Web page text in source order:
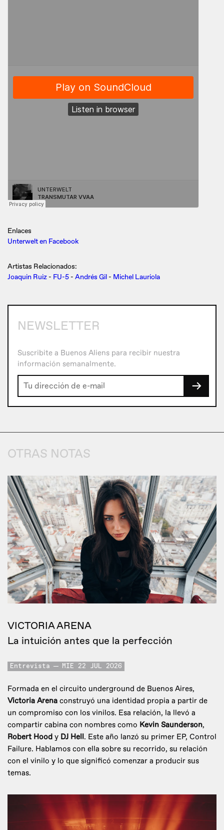
Enlaces
Unterwelt en Facebook
Artistas Relacionados:
Joaquin Ruiz - FU-5 - Andrés Gil - Michel Lauriola
NEWSLETTER
Suscribite a Buenos Aliens para recibir nuestra
información semanalmente.
→
OTRAS NOTAS
VICTORIA ARENA
La intuición antes que la perfección
Entrevista MIE 22 JUL 2026
Formada en el circuito underground de Buenos Aires,
Victoria Arena construyó una identidad propia a partir de
un compromiso con los vinilos. Esa relación, la llevó a
compartir cabina con nombres como Kevin Saunderson,
Robert Hood y DJ Hell. Este año lanzó su primer EP, Control
Failure. Hablamos con ella sobre su recorrido, su relación
con el vinilo y lo que significó comenzar a producir sus
temas.